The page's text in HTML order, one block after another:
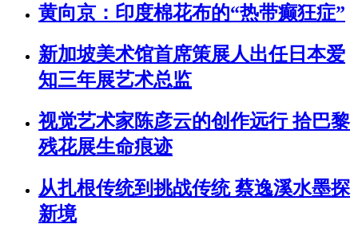
黄向京：印度棉花布的“热带癫狂症”
新加坡美术馆首席策展人出任日本爱
知三年展艺术总监
视觉艺术家陈彦云的创作远行 拾巴黎
残花展生命痕迹
从扎根传统到挑战传统 蔡逸溪水墨探
新境